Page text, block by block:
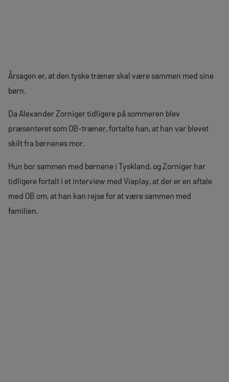
Årsagen er, at den tyske træner skal være sammen med sine
børn.
Da Alexander Zorniger tidligere på sommeren blev
præsenteret som OB-træner, fortalte han, at han var blevet
skilt fra børnenes mor.
Hun bor sammen med børnene i Tyskland, og Zorniger har
tidligere fortalt i et interview med Viaplay, at der er en aftale
med OB om, at han kan rejse for at være sammen med
familien.